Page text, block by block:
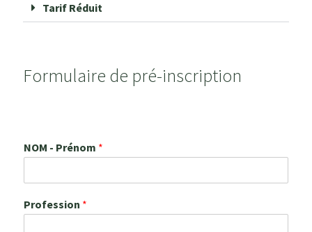
Tarif Réduit
Formulaire de pré-inscription
NOM - Prénom *
Profession *